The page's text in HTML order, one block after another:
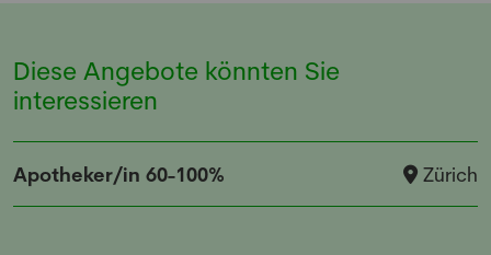
Diese Angebote könnten Sie
interessieren
Apotheker/in 60-100% Zürich